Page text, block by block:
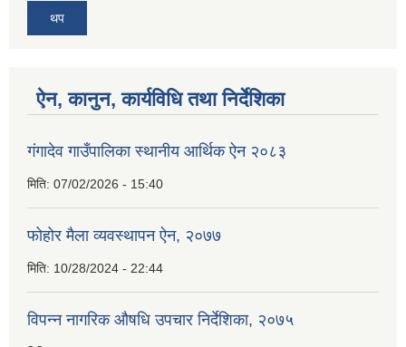
थप
ऐन, कानुन, कार्यविधि तथा निर्देशिका
गंगादेव गाउँपालिका स्थानीय आर्थिक ऐन २०८३
मिति: 07/02/2026 - 15:40
फोहोर मैला व्यवस्थापन ऐन, २०७७
मिति: 10/28/2024 - 22:44
विपन्न नागरिक औषधि उपचार निर्देशिका, २०७५